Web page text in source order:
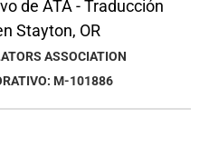
ASSOCIATION
M-101886